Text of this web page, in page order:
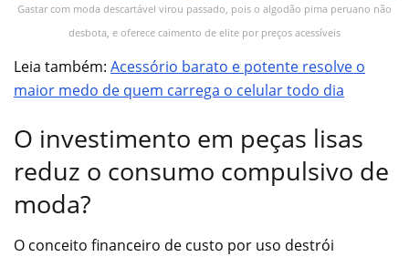
Gastar com moda descartável virou passado, pois o algodão pima peruano não
desbota, e oferece caimento de elite por preços acessíveis
Leia também: Acessório barato e potente resolve o
maior medo de quem carrega o celular todo dia
O investimento em peças lisas
reduz o consumo compulsivo de
moda?
O conceito financeiro de custo por uso destrói